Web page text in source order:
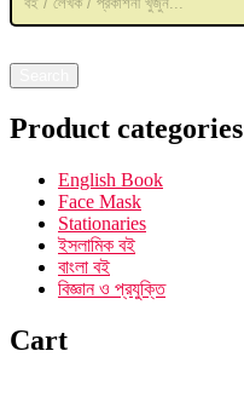
৳ 310.00.
search
Product categories
English Book
Face Mask
Stationaries
ইসলামিক বই
বাংলা বই
বিজ্ঞান ও প্রযুক্তি
Cart